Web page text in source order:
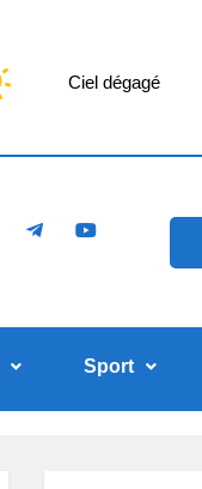
Ciel dégagé
Sport